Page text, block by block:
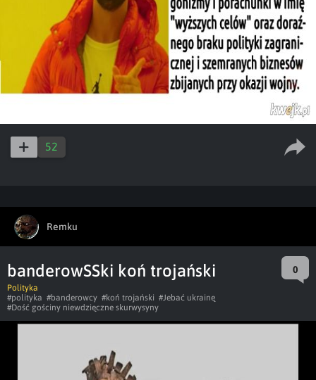
52
Remku
banderowSSki koń trojański 0
Polityka
#polityka #banderowcy #koń trojański #Jebać ukrainę
#Dość gościny niewdzięczne skurwysyny